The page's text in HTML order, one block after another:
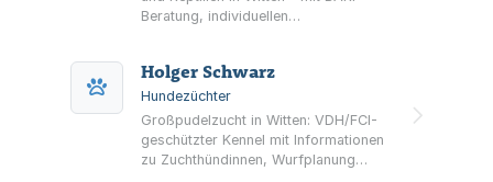
Beratung, individuellen
Trainingshappen und Zubehör sowie
Onlineshop.
Holger Schwarz
Hundezüchter
Großpudelzucht in Witten: VDH/FCI-
geschützter Kennel mit Informationen
zu Zuchthündinnen, Wurfplanung